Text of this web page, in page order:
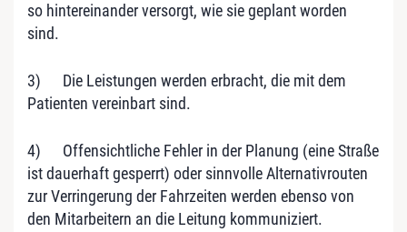
so hintereinander versorgt, wie sie geplant worden
sind.
3) Die Leistungen werden erbracht, die mit dem
Patienten vereinbart sind.
4) Offensichtliche Fehler in der Planung (eine Straße
ist dauerhaft gesperrt) oder sinnvolle Alternativrouten
zur Verringerung der Fahrzeiten werden ebenso von
den Mitarbeitern an die Leitung kommuniziert.